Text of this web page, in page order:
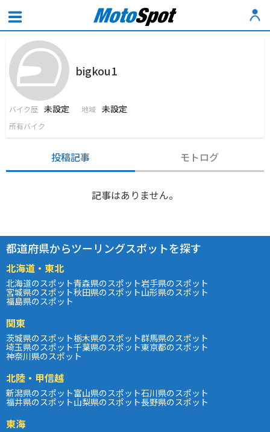
bigkou1
バイク歴 未設定 地域 未設定
所有バイク
投稿記事 モトログ
記事はありません。
都道府県からツーリングスポットを探す
北海道・東北
北海道のスポット青森県のスポット岩手県のスポット
宮城県のスポット秋田県のスポット山形県のスポット
福島県のスポット
関東
茨城県のスポット栃木県のスポット群馬県のスポット
埼玉県のスポット千葉県のスポット東京都のスポット
神奈川県のスポット
北陸・甲信越
新潟県のスポット富山県のスポット石川県のスポット
福井県のスポット山梨県のスポット長野県のスポット
東海